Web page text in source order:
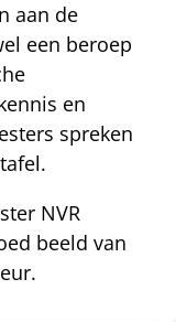
aan de
een beroep
en
spreken
NVR
beeld van